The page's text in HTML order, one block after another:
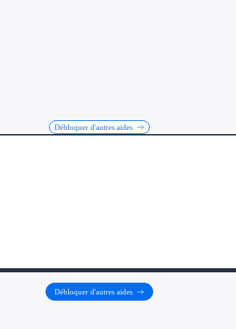
Débloquer d'autres aides
Débloquer d'autres aides